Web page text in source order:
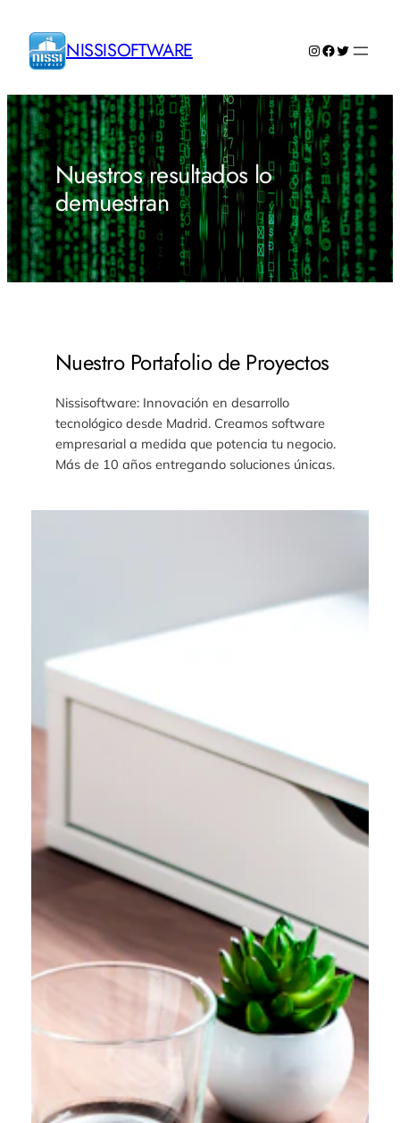
contenidoNISSISOFTWARE Instagram
Facebook
Twitter
Nuestros resultados lo
demuestran
Nuestro Portafolio de Proyectos
Nissisoftware: Innovación en desarrollo
tecnológico desde Madrid. Creamos software
empresarial a medida que potencia tu negocio.
Más de 10 años entregando soluciones únicas.